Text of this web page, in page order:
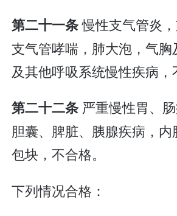
第二十一条慢性支气管炎
支气管哮喘，肺大泡，气胸
及其他呼吸系统慢性疾病，
第二十二条 严重慢性胃、肠
胆囊、脾脏、胰腺疾病，
包块，不合格。
下列情况合格：